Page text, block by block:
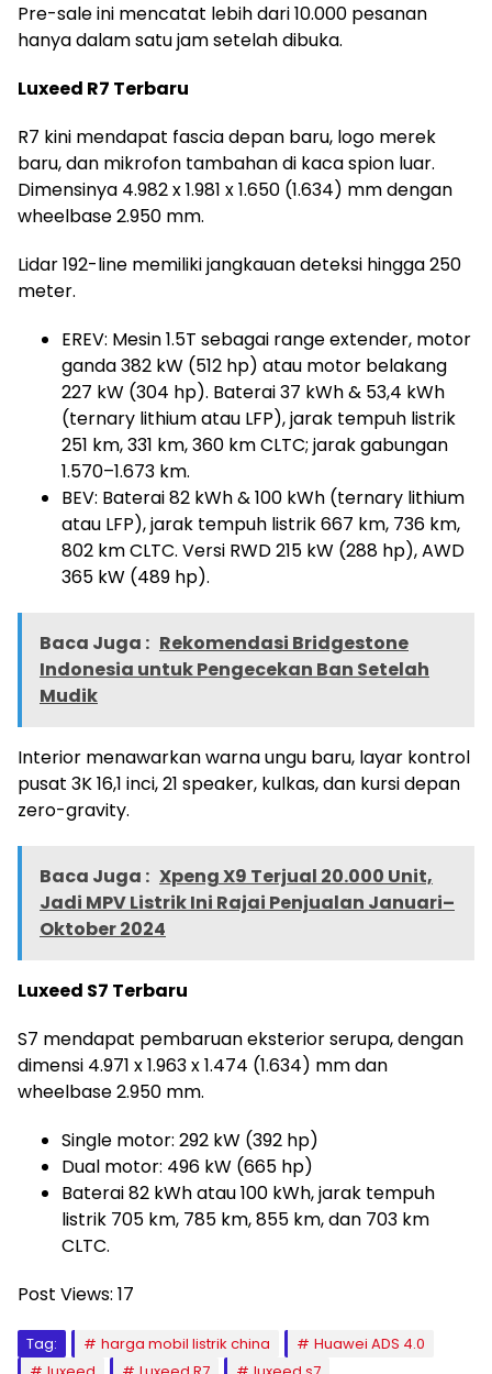
Pre-sale ini mencatat lebih dari 10.000 pesanan
hanya dalam satu jam setelah dibuka.
Luxeed R7 Terbaru
R7 kini mendapat fascia depan baru, logo merek
baru, dan mikrofon tambahan di kaca spion luar.
Dimensinya 4.982 x 1.981 x 1.650 (1.634) mm dengan
wheelbase 2.950 mm.
Lidar 192-line memiliki jangkauan deteksi hingga 250
meter.
EREV: Mesin 1.5T sebagai range extender, motor
ganda 382 kW (512 hp) atau motor belakang
227 kW (304 hp). Baterai 37 kWh & 53,4 kWh
(ternary lithium atau LFP), jarak tempuh listrik
251 km, 331 km, 360 km CLTC; jarak gabungan
1.570–1.673 km.
BEV: Baterai 82 kWh & 100 kWh (ternary lithium
atau LFP), jarak tempuh listrik 667 km, 736 km,
802 km CLTC. Versi RWD 215 kW (288 hp), AWD
365 kW (489 hp).
Baca Juga : Rekomendasi Bridgestone
Indonesia untuk Pengecekan Ban Setelah
Mudik
Interior menawarkan warna ungu baru, layar kontrol
pusat 3K 16,1 inci, 21 speaker, kulkas, dan kursi depan
zero-gravity.
Baca Juga : Xpeng X9 Terjual 20.000 Unit,
Jadi MPV Listrik Ini Rajai Penjualan Januari–
Oktober 2024
Luxeed S7 Terbaru
S7 mendapat pembaruan eksterior serupa, dengan
dimensi 4.971 x 1.963 x 1.474 (1.634) mm dan
wheelbase 2.950 mm.
Single motor: 292 kW (392 hp)
Dual motor: 496 kW (665 hp)
Baterai 82 kWh atau 100 kWh, jarak tempuh
listrik 705 km, 785 km, 855 km, dan 703 km
CLTC.
Post Views: 17
Tag: harga mobil listrik china
Huawei ADS 4.0